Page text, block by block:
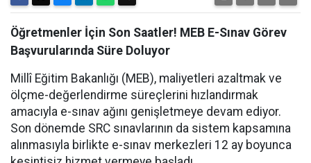
Öğretmenler İçin Son Saatler! MEB E-Sınav Görev
Başvurularında Süre Doluyor
Millî Eğitim Bakanlığı (MEB), maliyetleri azaltmak ve
ölçme-değerlendirme süreçlerini hızlandırmak
amacıyla e-sınav ağını genişletmeye devam ediyor.
Son dönemde SRC sınavlarının da sistem kapsamına
alınmasıyla birlikte e-sınav merkezleri 12 ay boyunca